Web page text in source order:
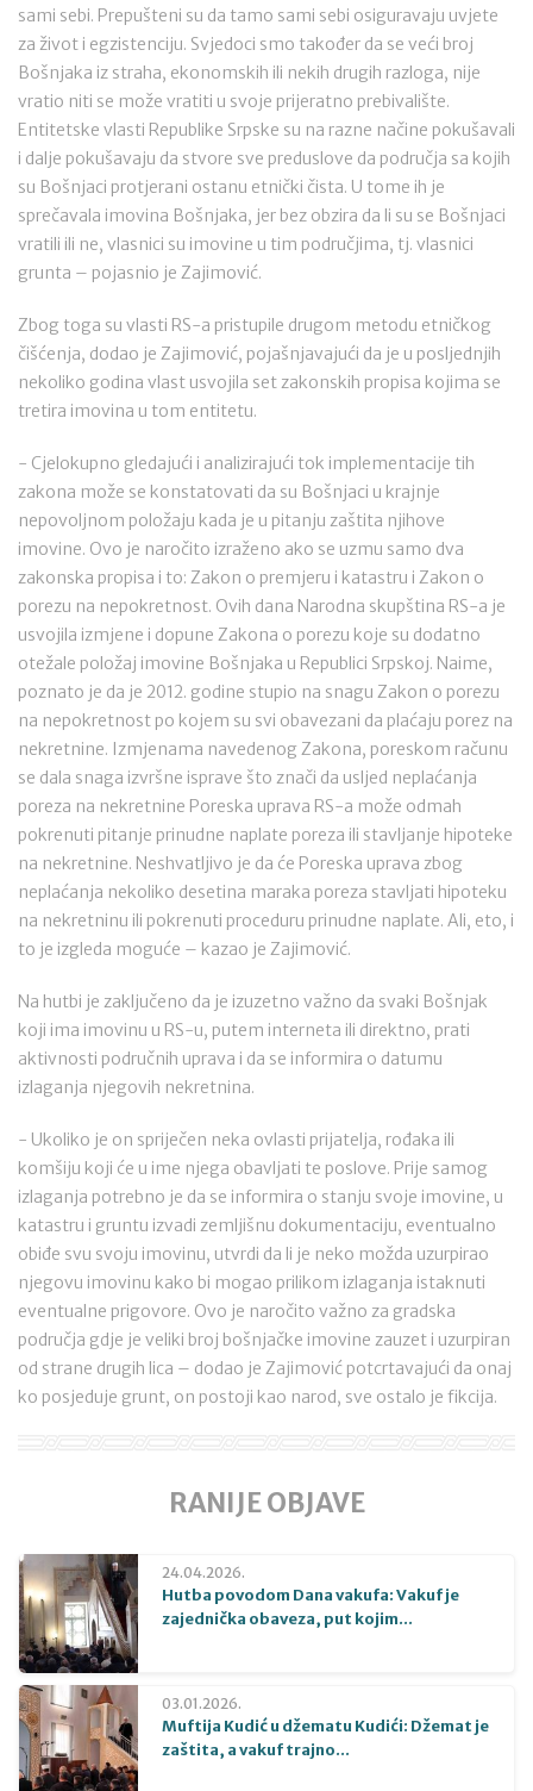
sami sebi. Prepušteni su da tamo sami sebi osiguravaju uvjete
za život i egzistenciju. Svjedoci smo također da se veći broj
Bošnjaka iz straha, ekonomskih ili nekih drugih razloga, nije
vratio niti se može vratiti u svoje prijeratno prebivalište.
Entitetske vlasti Republike Srpske su na razne načine pokušavali
i dalje pokušavaju da stvore sve preduslove da područja sa kojih
su Bošnjaci protjerani ostanu etnički čista. U tome ih je
sprečavala imovina Bošnjaka, jer bez obzira da li su se Bošnjaci
vratili ili ne, vlasnici su imovine u tim područjima, tj. vlasnici
grunta – pojasnio je Zajimović.
Zbog toga su vlasti RS-a pristupile drugom metodu etničkog
čišćenja, dodao je Zajimović, pojašnjavajući da je u posljednjih
nekoliko godina vlast usvojila set zakonskih propisa kojima se
tretira imovina u tom entitetu.
- Cjelokupno gledajući i analizirajući tok implementacije tih
zakona može se konstatovati da su Bošnjaci u krajnje
nepovoljnom položaju kada je u pitanju zaštita njihove
imovine. Ovo je naročito izraženo ako se uzmu samo dva
zakonska propisa i to: Zakon o premjeru i katastru i Zakon o
porezu na nepokretnost. Ovih dana Narodna skupština RS-a je
usvojila izmjene i dopune Zakona o porezu koje su dodatno
otežale položaj imovine Bošnjaka u Republici Srpskoj. Naime,
poznato je da je 2012. godine stupio na snagu Zakon o porezu
na nepokretnost po kojem su svi obavezani da plaćaju porez na
nekretnine. Izmjenama navedenog Zakona, poreskom računu
se dala snaga izvršne isprave što znači da usljed neplaćanja
poreza na nekretnine Poreska uprava RS-a može odmah
pokrenuti pitanje prinudne naplate poreza ili stavljanje hipoteke
na nekretnine. Neshvatljivo je da će Poreska uprava zbog
neplaćanja nekoliko desetina maraka poreza stavljati hipoteku
na nekretninu ili pokrenuti proceduru prinudne naplate. Ali, eto, i
to je izgleda moguće – kazao je Zajimović.
Na hutbi je zaključeno da je izuzetno važno da svaki Bošnjak
koji ima imovinu u RS-u, putem interneta ili direktno, prati
aktivnosti područnih uprava i da se informira o datumu
izlaganja njegovih nekretnina.
- Ukoliko je on spriječen neka ovlasti prijatelja, rođaka ili
komšiju koji će u ime njega obavljati te poslove. Prije samog
izlaganja potrebno je da se informira o stanju svoje imovine, u
katastru i gruntu izvadi zemljišnu dokumentaciju, eventualno
obiđe svu svoju imovinu, utvrdi da li je neko možda uzurpirao
njegovu imovinu kako bi mogao prilikom izlaganja istaknuti
eventualne prigovore. Ovo je naročito važno za gradska
područja gdje je veliki broj bošnjačke imovine zauzet i uzurpiran
od strane drugih lica – dodao je Zajimović potcrtavajući da onaj
ko posjeduje grunt, on postoji kao narod, sve ostalo je fikcija.
RANIJE OBJAVE
24.04.2026.
Hutba povodom Dana vakufa: Vakuf je
zajednička obaveza, put kojim...
03.01.2026.
Muftija Kudić u džematu Kudići: Džemat je
zaštita, a vakuf trajno...